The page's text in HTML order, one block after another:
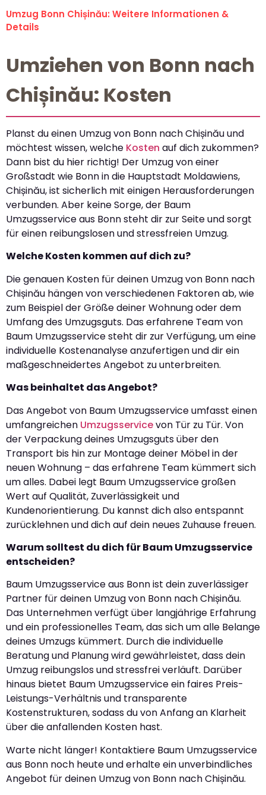
Umzug Bonn Chișinău: Weitere Informationen &
Details
Umziehen von Bonn nach
Chișinău: Kosten
Planst du einen Umzug von Bonn nach Chișinău und
möchtest wissen, welche Kosten auf dich zukommen?
Dann bist du hier richtig! Der Umzug von einer
Großstadt wie Bonn in die Hauptstadt Moldawiens,
Chișinău, ist sicherlich mit einigen Herausforderungen
verbunden. Aber keine Sorge, der Baum
Umzugsservice aus Bonn steht dir zur Seite und sorgt
für einen reibungslosen und stressfreien Umzug.
Welche Kosten kommen auf dich zu?
Die genauen Kosten für deinen Umzug von Bonn nach
Chișinău hängen von verschiedenen Faktoren ab, wie
zum Beispiel der Größe deiner Wohnung oder dem
Umfang des Umzugsguts. Das erfahrene Team von
Baum Umzugsservice steht dir zur Verfügung, um eine
individuelle Kostenanalyse anzufertigen und dir ein
maßgeschneidertes Angebot zu unterbreiten.
Was beinhaltet das Angebot?
Das Angebot von Baum Umzugsservice umfasst einen
umfangreichen Umzugsservicevon Tür zu Tür. Von
der Verpackung deines Umzugsguts über den
Transport bis hin zur Montage deiner Möbel in der
neuen Wohnung – das erfahrene Team kümmert sich
um alles. Dabei legt Baum Umzugsservice großen
Wert auf Qualität, Zuverlässigkeit und
Kundenorientierung. Du kannst dich also entspannt
zurücklehnen und dich auf dein neues Zuhause freuen.
Warum solltest du dich für Baum Umzugsservice
entscheiden?
Baum Umzugsservice aus Bonn ist dein zuverlässiger
Partner für deinen Umzug von Bonn nach Chișinău.
Das Unternehmen verfügt über langjährige Erfahrung
und ein professionelles Team, das sich um alle Belange
deines Umzugs kümmert. Durch die individuelle
Beratung und Planung wird gewährleistet, dass dein
Umzug reibungslos und stressfrei verläuft. Darüber
hinaus bietet Baum Umzugsservice ein faires Preis-
Leistungs-Verhältnis und transparente
Kostenstrukturen, sodass du von Anfang an Klarheit
über die anfallenden Kosten hast.
Warte nicht länger! Kontaktiere Baum Umzugsservice
aus Bonn noch heute und erhalte ein unverbindliches
Angebot für deinen Umzug von Bonn nach Chișinău.